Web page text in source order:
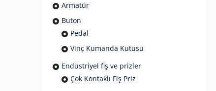
Armatür
Buton
Pedal
Vinç Kumanda Kutusu
Endüstriyel fiş ve prizler
Çok Kontaklı Fiş Priz